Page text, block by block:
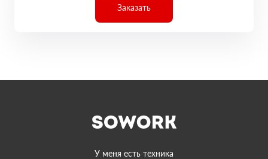
Заказать
У меня есть техника